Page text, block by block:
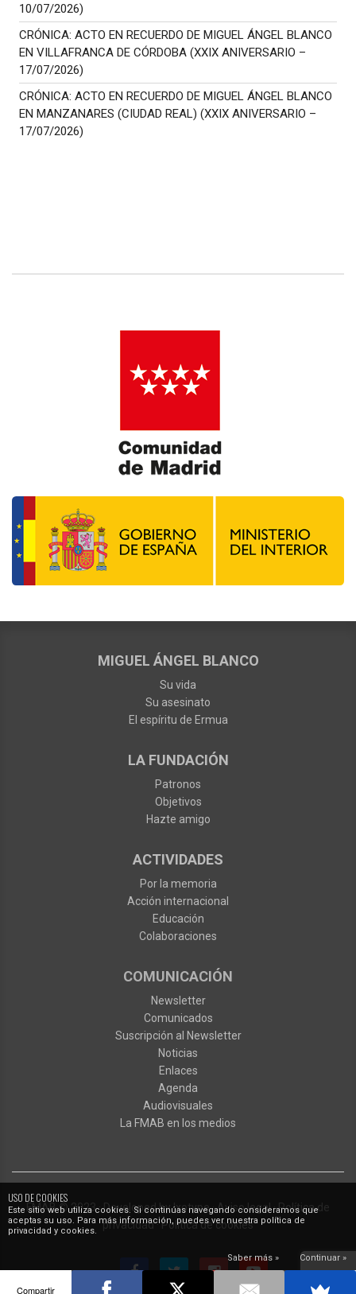
USO DE COOKIES
Este sitio web utiliza cookies. Si continúas navegando consideramos que
aceptas su uso. Para más información, puedes ver nuestra política de
privacidad y cookies.
Saber más » Continuar »
10/07/2026)
CRÓNICA: ACTO EN RECUERDO DE MIGUEL ÁNGEL BLANCO
EN VILLAFRANCA DE CÓRDOBA (XXIX ANIVERSARIO –
17/07/2026)
CRÓNICA: ACTO EN RECUERDO DE MIGUEL ÁNGEL BLANCO
EN MANZANARES (CIUDAD REAL) (XXIX ANIVERSARIO –
17/07/2026)
MIGUEL ÁNGEL BLANCO
Su vida
Su asesinato
El espíritu de Ermua
LA FUNDACIÓN
Patronos
Objetivos
Hazte amigo
ACTIVIDADES
Por la memoria
Acción internacional
Educación
Colaboraciones
COMUNICACIÓN
Newsletter
Comunicados
Suscripción al Newsletter
Noticias
Enlaces
Agenda
Audiovisuales
La FMAB en los medios
FMAB© 2023·Developed byIxotype·Aviso legal·Política de
privacidad·Política de cookies
Compartir